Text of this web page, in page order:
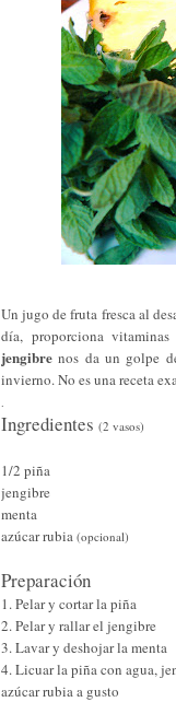
Un jugo de fruta fresca al
día, proporciona
jengibre nos da un golpe
invierno. No es una receta
Ingredientes (2 vasos)
1/2 piña
jengibre
menta
azúcar rubia (opcional)
Preparación
1. Pelar y cortar la piña
2. Pelar y rallar el jengibre
3. Lavar y deshojar la menta
4. Licuar la piña con agua,
azúcar rubia a gusto